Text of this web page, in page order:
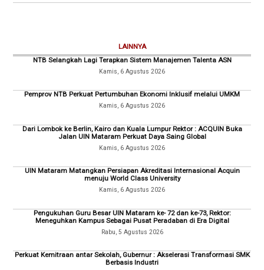
LAINNYA
NTB Selangkah Lagi Terapkan Sistem Manajemen Talenta ASN
Kamis, 6 Agustus 2026
Pemprov NTB Perkuat Pertumbuhan Ekonomi Inklusif melalui UMKM
Kamis, 6 Agustus 2026
Dari Lombok ke Berlin, Kairo dan Kuala Lumpur Rektor : ACQUIN Buka
Jalan UIN Mataram Perkuat Daya Saing Global
Kamis, 6 Agustus 2026
UIN Mataram Matangkan Persiapan Akreditasi Internasional Acquin
menuju World Class University
Kamis, 6 Agustus 2026
Pengukuhan Guru Besar UIN Mataram ke- 72 dan ke-73, Rektor:
Meneguhkan Kampus Sebagai Pusat Peradaban di Era Digital
Rabu, 5 Agustus 2026
Perkuat Kemitraan antar Sekolah, Gubernur : Akselerasi Transformasi SMK
Berbasis Industri